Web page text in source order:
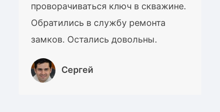
проворачиваться ключ в скважине.
Обратились в службу ремонта
замков. Остались довольны.
Сергей